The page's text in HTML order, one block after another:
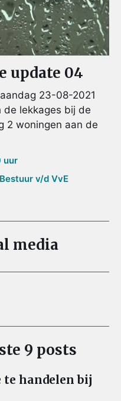
update 04
23-08-2021
de lekkages bij de
2 woningen aan de
uur
Bestuur v/d VvE
media
9 posts
te handelen bij